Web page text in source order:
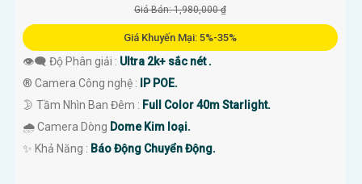
Giá Bán: 1,980,000 ₫
Giá Khuyến Mại: 5%-35%
👁️‍🗨 Độ Phân giải : Ultra 2k+ sắc nét .
®️ Camera Công nghệ :
IP POE.
🌛 Tầm Nhìn Ban Đêm : Full Color 40m Starlight.
🌧️ Camera Dòng Dome Kim loại.
️✨ Khả Năng : Báo Động Chuyển Động.